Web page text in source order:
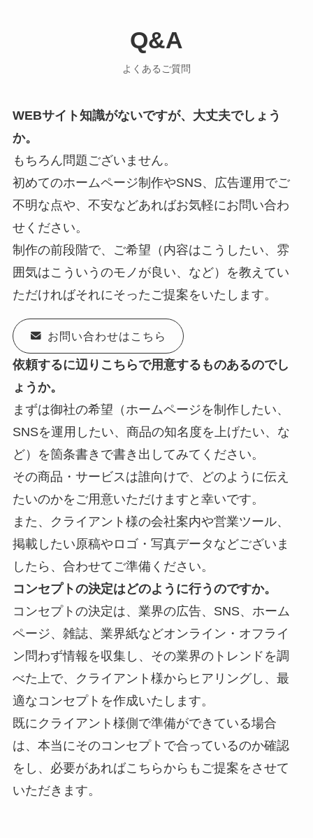
Q&A
よくあるご質問
WEBサイト知識がないですが、大丈夫でしょう
か。
もちろん問題ございません。
初めてのホームページ制作やSNS、広告運用でご
不明な点や、不安などあればお気軽にお問い合わ
せください。
制作の前段階で、ご希望（内容はこうしたい、雰
囲気はこういうのモノが良い、など）を教えてい
ただければそれにそったご提案をいたします。
お問い合わせはこちら
依頼するに辺りこちらで用意するものあるのでし
ょうか。
まずは御社の希望（ホームページを制作したい、
SNSを運用したい、商品の知名度を上げたい、な
ど）を箇条書きで書き出してみてください。
その商品・サービスは誰向けで、どのように伝え
たいのかをご用意いただけますと幸いです。
また、クライアント様の会社案内や営業ツール、
掲載したい原稿やロゴ・写真データなどございま
したら、合わせてご準備ください。
コンセプトの決定はどのように行うのですか。
コンセプトの決定は、業界の広告、SNS、ホーム
ページ、雑誌、業界紙などオンライン・オフライ
ン問わず情報を収集し、その業界のトレンドを調
べた上で、クライアント様からヒアリングし、最
適なコンセプトを作成いたします。
既にクライアント様側で準備ができている場合
は、本当にそのコンセプトで合っているのか確認
をし、必要があればこちらからもご提案をさせて
いただきます。